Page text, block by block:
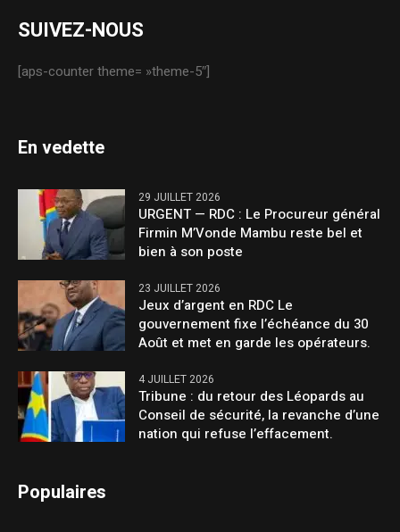
SUIVEZ-NOUS
[aps-counter theme= »theme-5″]
En vedette
29 JUILLET 2026
URGENT — RDC : Le Procureur général
Firmin M’Vonde Mambu reste bel et
bien à son poste
23 JUILLET 2026
Jeux d’argent en RDC Le
gouvernement fixe l’échéance du 30
Août et met en garde les opérateurs.
4 JUILLET 2026
Tribune : du retour des Léopards au
Conseil de sécurité, la revanche d’une
nation qui refuse l’effacement.
Populaires